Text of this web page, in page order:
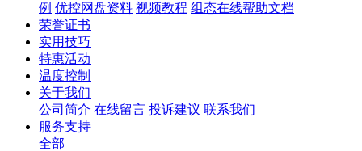
例 优控网盘资料 视频教程 组态在线帮助文档
荣誉证书
实用技巧
特惠活动
温度控制
关于我们
公司简介 在线留言 投诉建议 联系我们
服务支持
全部